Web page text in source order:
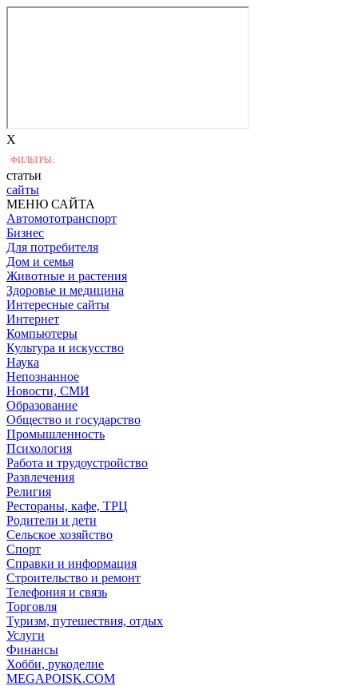
X
ФИЛЬТРЫ:
статьи
сайты
МЕНЮ САЙТА
Автомототранспорт
Бизнес
Для потребителя
Дом и семья
Животные и растения
Здоровье и медицина
Интересные сайты
Интернет
Компьютеры
Культура и искусство
Наука
Непознанное
Новости, СМИ
Образование
Общество и государство
Промышленность
Психология
Работа и трудоустройство
Развлечения
Религия
Рестораны, кафе, ТРЦ
Родители и дети
Сельское хозяйство
Спорт
Справки и информация
Строительство и ремонт
Телефония и связь
Торговля
Туризм, путешествия, отдых
Услуги
Финансы
Хобби, рукоделие
MEGAPOISK.COM